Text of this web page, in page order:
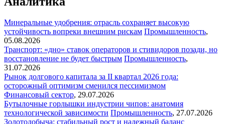
Минеральные удобрения: отрасль сохраняет высокую
устойчивость вопреки внешним рискам Промышленность,
05.08.2026
Транспорт: «дно» ставок операторов и стивидоров позади, но
восстановление не будет быстрым Промышленность,
31.07.2026
Рынок долгового капитала за II квартал 2026 года:
осторожный оптимизм сменился пессимизмом
Финансовый сектор, 29.07.2026
Бутылочные горлышки индустрии чипов: анатомия
технологической зависимости Промышленность, 27.07.2026
Золотодобыча: стабильный рост и надежный баланс